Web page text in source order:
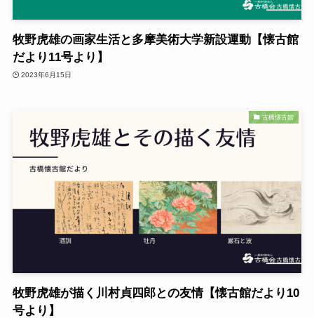
牧野虎雄の画家生活と多摩美術大学新設運動【懐古館
だより11号より】
2023年6月15日
古橋懐古館
牧野虎雄が描く川村貞四郎との友情【懐古館だより10
号より】